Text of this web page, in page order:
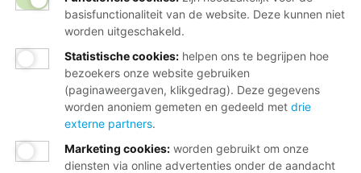
basisfunctionaliteit van de website. Deze kunnen niet
worden uitgeschakeld.
Statistische cookies: helpen ons te begrijpen hoe
bezoekers onze website gebruiken
(paginaweergaven, klikgedrag). Deze gegevens
worden anoniem gemeten en gedeeld met drie
externe partners.
Marketing cookies: worden gebruikt om onze
diensten via online advertenties onder de aandacht